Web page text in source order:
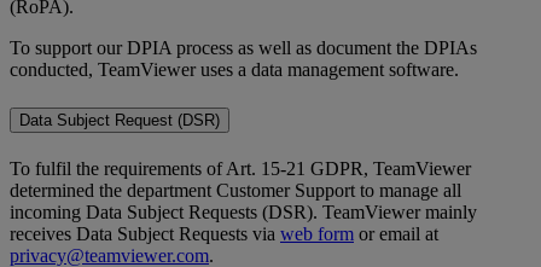
(RoPA).
To support our DPIA process as well as document the DPIAs
conducted, TeamViewer uses a data management software.
Data Subject Request (DSR)
To fulfil the requirements of Art. 15-21 GDPR, TeamViewer
determined the department Customer Support to manage all
incoming Data Subject Requests (DSR). TeamViewer mainly
receives Data Subject Requests via web form or email at
privacy@teamviewer.com.